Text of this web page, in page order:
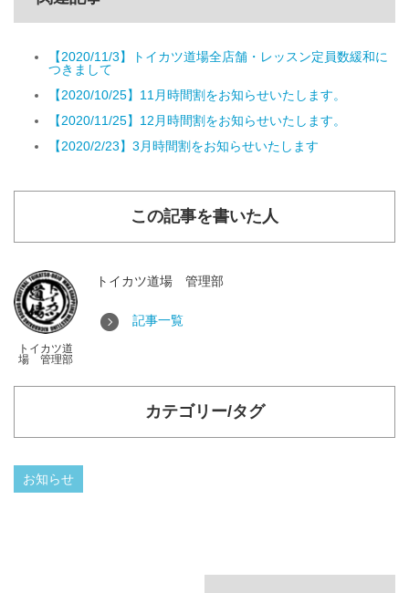
【2020/11/3】トイカツ道場全店舗・レッスン定員数緩和に
つきまして
【2020/10/25】11月時間割をお知らせいたします。
【2020/11/25】12月時間割をお知らせいたします。
【2020/2/23】3月時間割をお知らせいたします
この記事を書いた人
トイカツ道
場 管理部
トイカツ道場 管理部
記事一覧
カテゴリー/タグ
お知らせ